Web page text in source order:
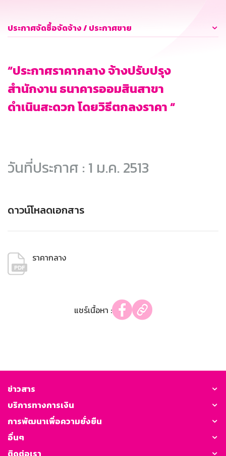
ประกาศจัดซื้อจัดจ้าง / ประกาศขาย
“ประกาศราคากลาง จ้างปรับปรุง
สำนักงาน ธนาคารออมสินสาขา
ดำเนินสะดวก โดยวิธีตกลงราคา “
วันที่ประกาศ : 1 ม.ค. 2513
ดาวน์โหลดเอกสาร
ราคากลาง
แชร์เนื้อหา :
ข่าวสาร
บริการทางการเงิน
การพัฒนาเพื่อความยั่งยืน
อื่นๆ